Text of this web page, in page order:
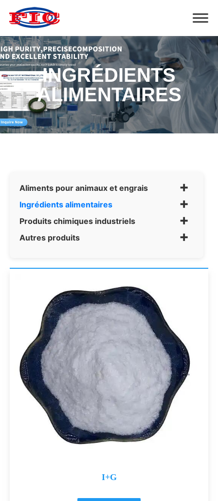
INGRÉDIENTS
ALIMENTAIRES
Aliments pour animaux et engrais +
Ingrédients alimentaires +
Produits chimiques industriels +
Autres produits +
I+G